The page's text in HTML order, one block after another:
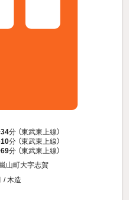
34分 （東武東上線）
10分 （東武東上線）
69分 （東武東上線）
山町大字志賀
/ 木造